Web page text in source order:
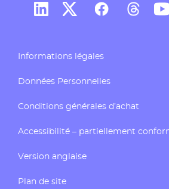
Compte Linkedin de
Compte X de
CompteCompte
Informations légales
Données Personnelles
Conditions générales d’achat
Accessibilité – partiellement
Version anglaise
Plan de site